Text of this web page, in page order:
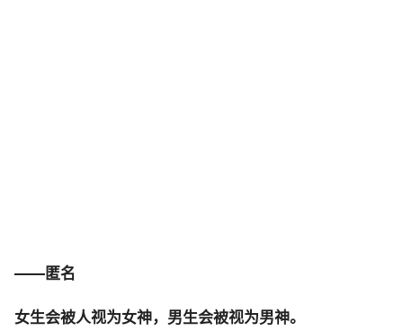
——匿名
女生会被人视为女神，男生会被视为男神。